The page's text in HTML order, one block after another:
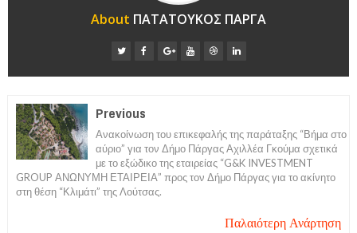
About ΠΑΤΑΤΟΥΚΟΣ ΠΑΡΓΑ
Previous
Ανακοίνωση του επικεφαλής της παράταξης “Βήμα στο
αύριο” για τον Δήμο Πάργας Αχιλλέα Γκούμα σχετικά
με το εξώδικο της εταιρείας “G&K INVESTMENT
GROUP ΑΝΩΝΥΜΗ ΕΤΑΙΡΕΙΑ” προς τον Δήμο Πάργας για το ακίνητο
στη θέση “Κλιμάτι” της Λούτσας.
Παλαιότερη Ανάρτηση